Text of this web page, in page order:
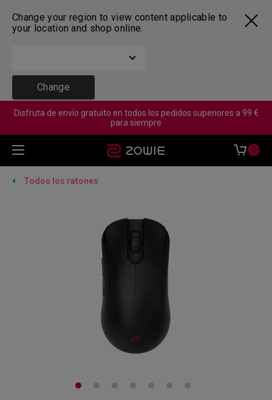
Change your region to view content applicable to
your location and shop online.
Change
Disfruta de envío gratuito en todos los pedidos superiores a 99 €
para siempre
0
Todos los ratones